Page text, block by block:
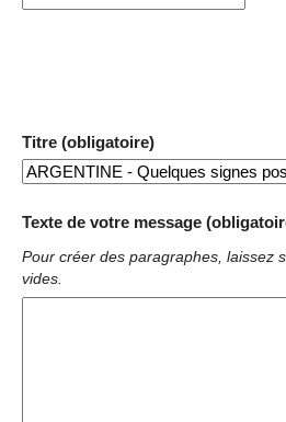
Titre (obligatoire)
Texte de votre message
Pour créer des paragraphes, laissez
vides.